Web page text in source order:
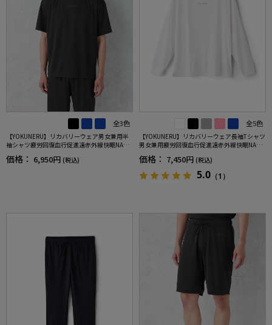
全3色
【YOKUNERU】リカバリーウェア男女兼用半
袖シャツ疲労回復血行促進遠赤外線快眠NANO
MIX(R)【一般医療機器】SS～LLサイズ
価格： 6,950円 (税込)
全5色
【YOKUNERU】リカバリーウェア長袖Tシャツ
男女兼用疲労回復血行促進遠赤外線快眠NANO
MIX(R)【一般医療機器】SS～LLサイズ
価格： 7,450円 (税込)
5.0 （1）